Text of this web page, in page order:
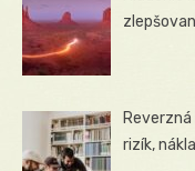
rizík,